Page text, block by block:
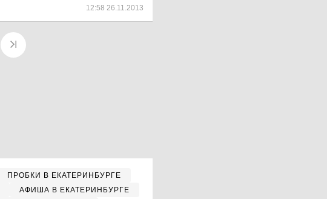
12:58 26.11.2013
ПРОБКИ В ЕКАТЕРИНБУРГЕ
АФИША В ЕКАТЕРИНБУРГЕ